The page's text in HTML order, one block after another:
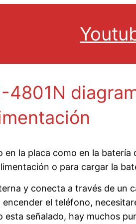
4801N
la placa como en la batería
o para cargar la
y conecta a través de un
el teléfono,
señalado, hay muchos